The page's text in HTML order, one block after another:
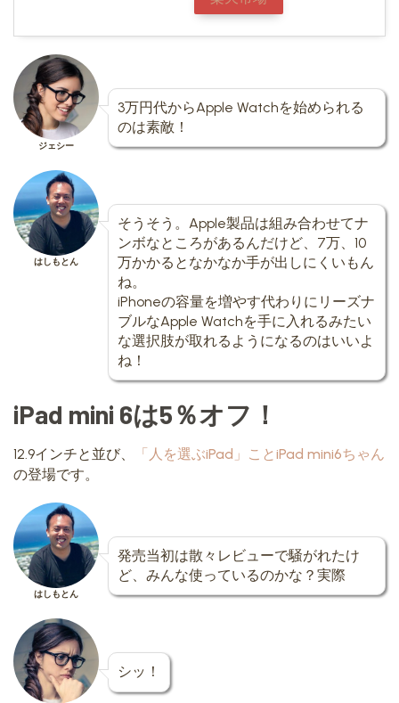
ジェシー
3万円代からApple Watchを始められる
のは素敵！
はしもとん
そうそう。Apple製品は組み合わせてナ
ンボなところがあるんだけど、7万、10
万かかるとなかなか手が出しにくいもん
ね。
iPhoneの容量を増やす代わりにリーズナ
ブルなApple Watchを手に入れるみたい
な選択肢が取れるようになるのはいいよ
ね！
iPad mini 6は5％オフ！
12.9インチと並び、
「人を選ぶiPad」ことiPad mini6ちゃん
の登場です。
はしもとん
発売当初は散々レビューで騒がれたけ
ど、みんな使っているのかな？実際
シッ！